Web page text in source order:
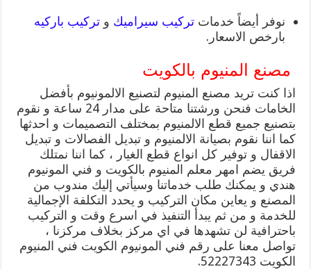
نوفر أيضاً خدماتتركيب سيراميك وتركيب باركيه
بارخص الاسعار.
مصنع المنيوم بالكويت
اذا كنت تريد مصنع المنيوم لتصنيع الالمونيوم بأفضل
الخامات فنحن ورشتنا متاحة على مدار 24 ساعة و نقوم
بتصنيع جميع قطع الالمنيوم بمختلف التصميمات و احدثها
كما اننا نقوم بصيانة الالمنيوم و تبديل الفصالات و تبديل
الاقفال و توفير كل انواع قطع الغيار ، كما اننا نمتلك
فريق يضم امهر معلم المنيوم بالكويت و فني المونيوم
هندي و يمكنك طلب خدماتنا وسيأتي إليك مندوب من
المصنع و يعاين مكان التركيب و يحدد التكلفة الإجمالية
للخدمة و من ثم يبدأ التنفيذ في اسرع وقت و التركيب
باحترافية لن تشهدها في اي مركز بخلاف مركزنا ،
تواصل معنا على رقم فني المونيوم الكويت فني المنيوم
الكويت 52227343.